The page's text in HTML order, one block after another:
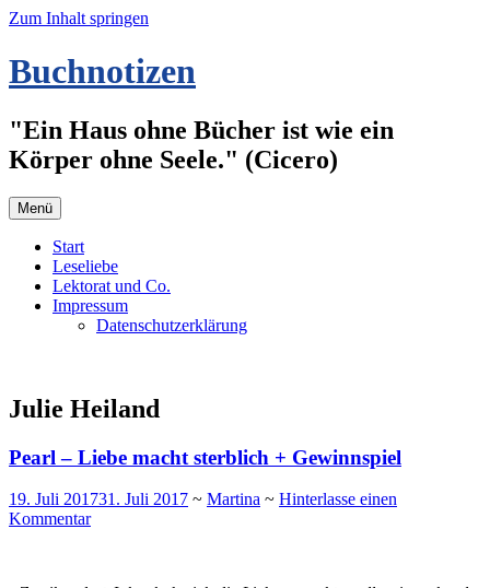
Zum Inhalt springen
Buchnotizen
"Ein Haus ohne Bücher ist wie ein
Körper ohne Seele." (Cicero)
Menü
Start
Leseliebe
Lektorat und Co.
Impressum
Datenschutzerklärung
Julie Heiland
Pearl – Liebe macht sterblich + Gewinnspiel
19. Juli 201731. Juli 2017 ~ Martina ~ Hinterlasse einen
Kommentar